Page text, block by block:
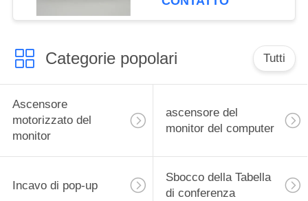
Categorie popolari Tutti
Ascensore
motorizzato del
monitor
ascensore del
monitor del computer
Incavo di pop-up
Sbocco della Tabella
di conferenza